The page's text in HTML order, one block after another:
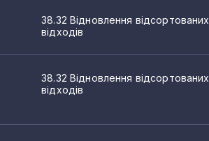
38.32 Відновлення відсортованих
відходів
38.32 Відновлення відсортованих
відходів